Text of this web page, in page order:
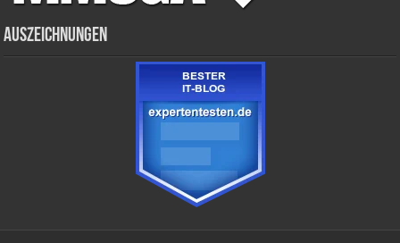
Auszeichnungen